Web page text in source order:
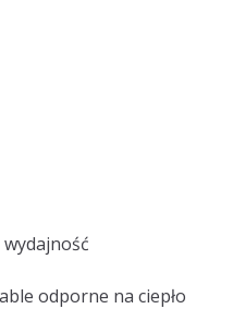
odporne na ciepło